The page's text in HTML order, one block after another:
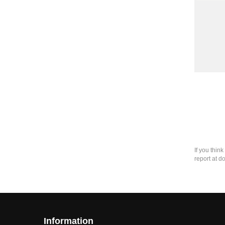
If you
report at
Information